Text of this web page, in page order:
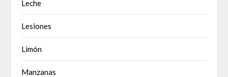
Leche
Lesiones
Limón
Manzanas